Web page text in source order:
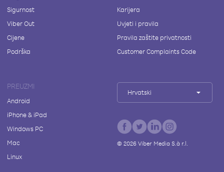
Sigurnost
Viber Out
Cijene
Podrška
Karijera
Uvjeti i pravila
Pravila zaštite privatnosti
Customer Complaints Code
PREUZMI
Android
iPhone & iPad
Windows PC
Mac
Linux
Hrvatski
© 2026Viber Media S.à r.l.